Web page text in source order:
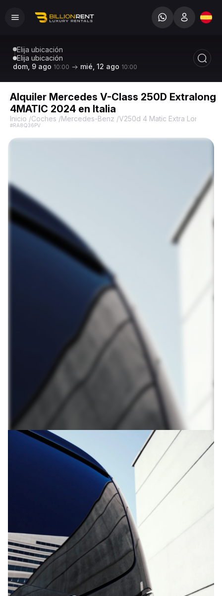
Elija ubicación
Elija ubicación
dom, 9 ago 10:00 mié, 12 ago 10:00
Alquiler Mercedes V-Class 250D Extralong
4MATIC 2024 en Italia
Inicio /Coches /Mercedes-Benz /V250d 4 Matic Extra Long
#RA8Q36PV